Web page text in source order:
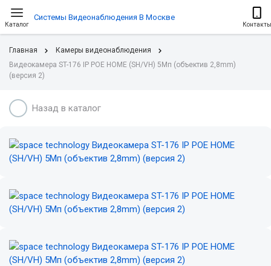
Каталог
Системы Видеонаблюдения В Москве
Контакты
Главная
Камеры видеонаблюдения
Видеокамера ST-176 IP POE HOME (SH/VH) 5Мп (объектив 2,8mm)
(версия 2)
Назад в каталог